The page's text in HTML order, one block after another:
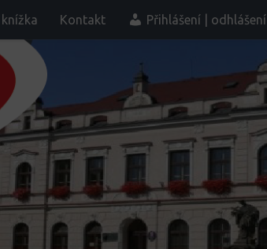
Kontakt Přihlášení | odhlášení